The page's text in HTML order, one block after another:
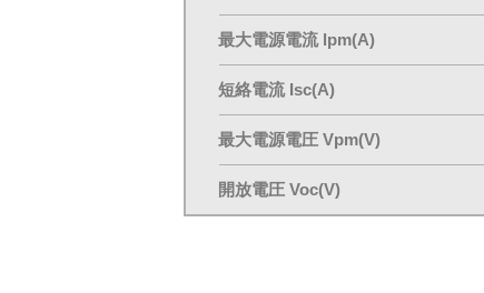
最大電源電流 lpm(A)
短絡電流 Isc(A)
最大電源電圧 Vpm(V)
開放電圧 Voc(V)